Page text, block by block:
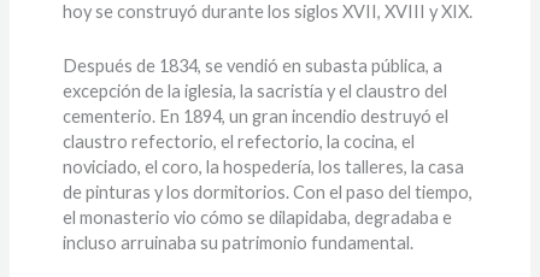
hoy se construyó durante los siglos XVII, XVIII y XIX.
Después de 1834, se vendió en subasta pública, a
excepción de la iglesia, la sacristía y el claustro del
cementerio. En 1894, un gran incendio destruyó el
claustro refectorio, el refectorio, la cocina, el
noviciado, el coro, la hospedería, los talleres, la casa
de pinturas y los dormitorios. Con el paso del tiempo,
el monasterio vio cómo se dilapidaba, degradaba e
incluso arruinaba su patrimonio fundamental.